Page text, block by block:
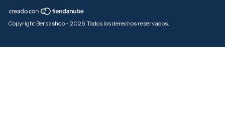
Copyright Bersashop - 2026. Todos los derechos reservados.